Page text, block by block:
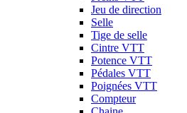
Jeu de direction
Selle
Tige de selle
Cintre VTT
Potence VTT
Pédales VTT
Poignées VTT
Compteur